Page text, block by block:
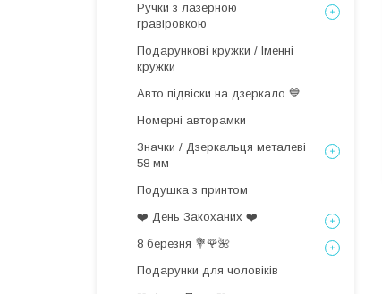
Ручки з лазерною
гравіровкою
Подарункові кружки / Іменні
кружки
Авто підвіски на дзеркало 💙
Номерні авторамки
Значки / Дзеркальця металеві
58 мм
Подушка з принтом
❤️ День Закоханих ❤️
8 березня 💐🌹🌺
Подарунки для чоловіків